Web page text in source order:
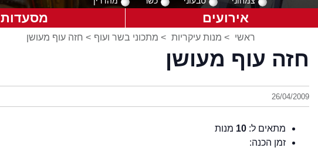
אירועים מסעדות
ראשי > מנות עיקריות > מתכוני בשר ועוף > חזה עוף מעושן
חזה עוף מעושן
26/04/2009
מתאים ל: 10 מנות
זמן הכנה: